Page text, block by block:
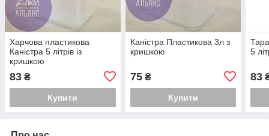
Харчова пластикова
Каністра 5 літрів із
кришкою
83 ₴
Купити
Каністра Пластикова 3л з
кришкою
75₴
Купити
5
83